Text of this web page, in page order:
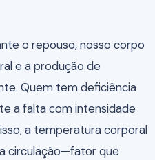
o repouso, nosso corpo
e a produção de
Quem tem deficiência
a falta com intensidade
a temperatura corporal
circulação—fator que